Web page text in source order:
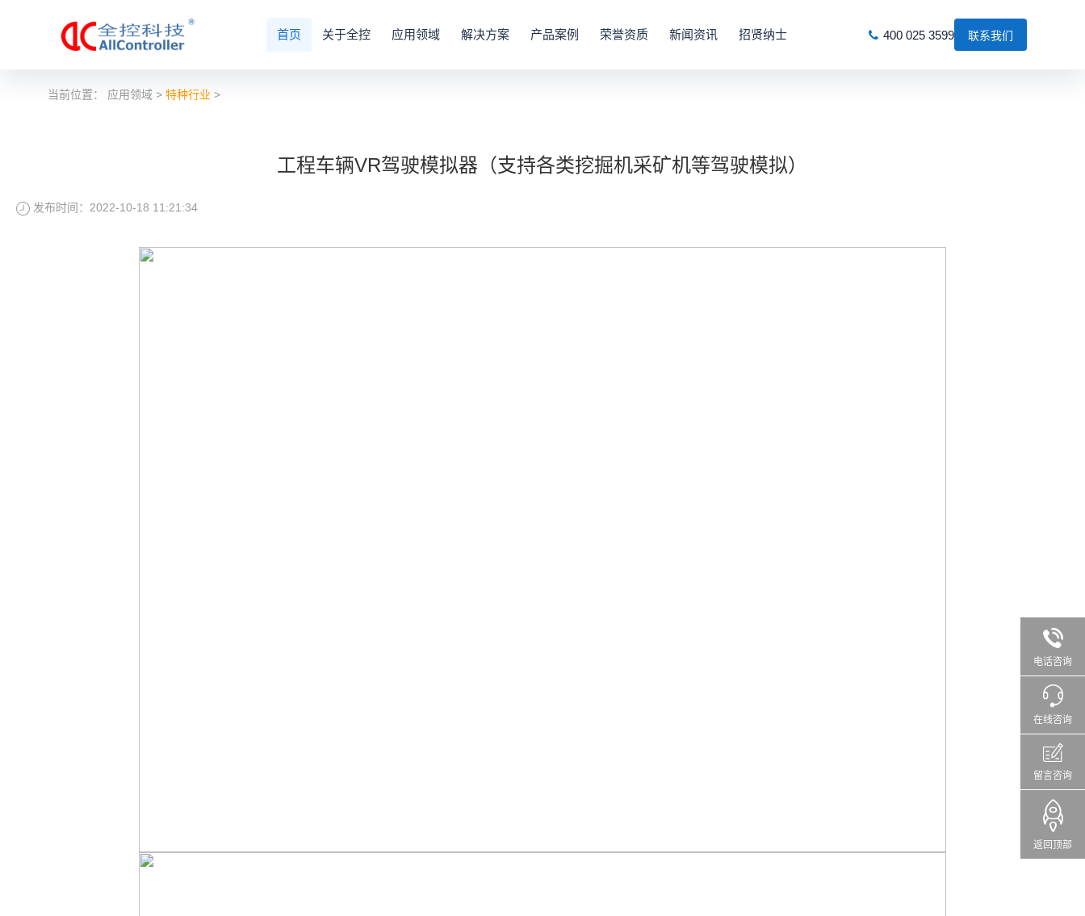
首页 关于全控 应用领域 解决方案 产品案例 荣誉资质 新闻资讯 招贤纳士 400 025 3599 联系我们
电话咨询
在线咨询
留言咨询
返回顶部
当前位置： 应用领域 >特种行业 >
工程车辆VR驾驶模拟器（支持各类挖掘机采矿机等驾驶模拟）
发布时间：2022-10-18 11:21:34